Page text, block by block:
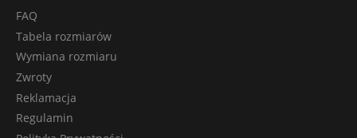
FAQ
Tabela rozmiarów
Wymiana rozmiaru
Zwroty
Reklamacja
Regulamin